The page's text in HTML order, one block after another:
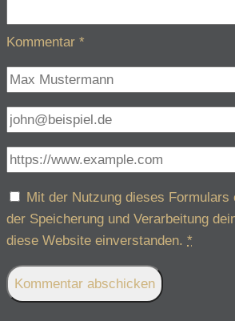
Kommentar *
Mit der Nutzung dieses
der Speicherung und Verarbeitung
diese Website einverstanden. *